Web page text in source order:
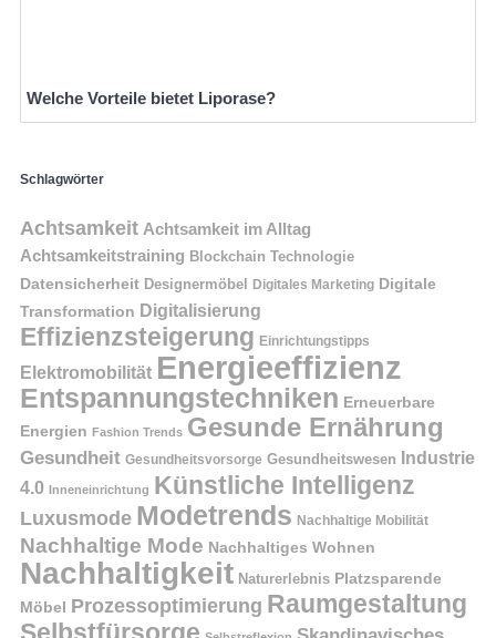
Welche Vorteile bietet Liporase?
Schlagwörter
Achtsamkeit Achtsamkeit im Alltag
Achtsamkeitstraining Blockchain Technologie
Datensicherheit Designermöbel Digitales Marketing Digitale
Transformation Digitalisierung
Effizienzsteigerung Einrichtungstipps
Elektromobilität Energieeffizienz
Entspannungstechniken Erneuerbare
Energien Fashion Trends Gesunde Ernährung
Gesundheit Gesundheitsvorsorge Gesundheitswesen Industrie
4.0 Inneneinrichtung Künstliche Intelligenz
Luxusmode Modetrends Nachhaltige Mobilität
Nachhaltige Mode Nachhaltiges Wohnen
Nachhaltigkeit Naturerlebnis Platzsparende
Möbel
Prozessoptimierung Raumgestaltung